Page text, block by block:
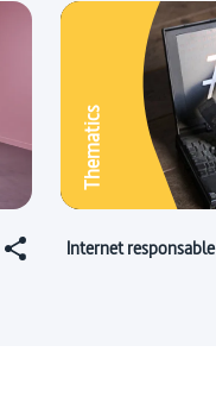
Thematics
Internet responsable